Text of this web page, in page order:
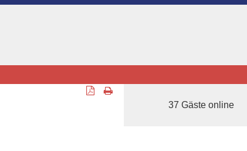
37 Gäste online